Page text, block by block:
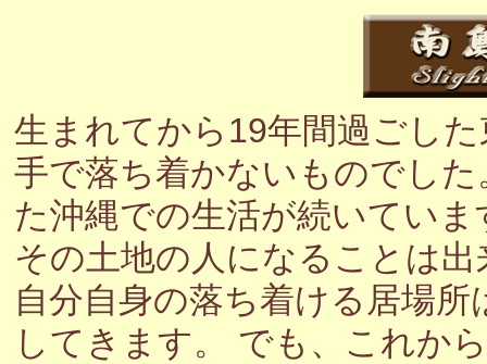
生まれてから19年間過ごし
手で落ち着かないものでし
た沖縄での生活が続いてい
その土地の人になることは
自分自身の落ち着ける居場
してきます。 でも、これか